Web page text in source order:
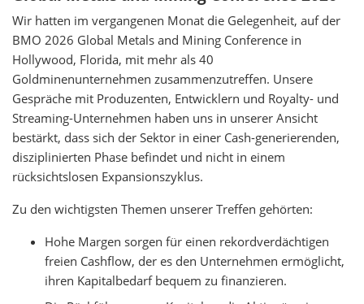
Wir hatten im vergangenen Monat die Gelegenheit, auf der
BMO 2026 Global Metals and Mining Conference in
Hollywood, Florida, mit mehr als 40
Goldminenunternehmen zusammenzutreffen. Unsere
Gespräche mit Produzenten, Entwicklern und Royalty- und
Streaming-Unternehmen haben uns in unserer Ansicht
bestärkt, dass sich der Sektor in einer Cash-generierenden,
disziplinierten Phase befindet und nicht in einem
rücksichtslosen Expansionszyklus.
Zu den wichtigsten Themen unserer Treffen gehörten:
Hohe Margen sorgen für einen rekordverdächtigen
freien Cashflow, der es den Unternehmen ermöglicht,
ihren Kapitalbedarf bequem zu finanzieren.